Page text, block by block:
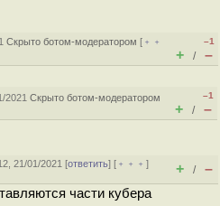
Скрыто ботом-модератором [ ﹢﹢
–1
+ / –
2021Скрыто ботом-модератором
–1
+ / –
21/01/2021 [ответить] [ ﹢﹢﹢]
+ / –
части кубера